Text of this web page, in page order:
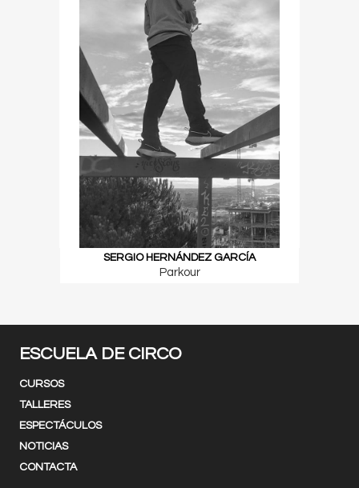
SERGIO HERNÁNDEZ GARCÍA
Parkour
ESCUELA DE CIRCO
CURSOS
TALLERES
ESPECTÁCULOS
NOTICIAS
CONTACTA